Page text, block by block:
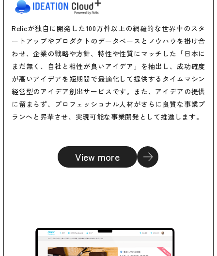
Relicが独自に開発した100万件以上の網羅的な世界中のスタ
ートアップやプロダクトのデータベースとノウハウを掛け合
わせ、企業の戦略や方針、特性や性質にマッチした「日本に
まだ無く、自社と相性が良いアイデア」を抽出し、成功確度
が高いアイデアを短期間で最適化して提供するタイムマシン
経営型のアイデア創出サービスです。また、アイデアの提供
に留まらず、プロフェッショナル人材がさらに良質な事業プ
ランへと昇華させ、実現可能な事業開発として推進します。
View more